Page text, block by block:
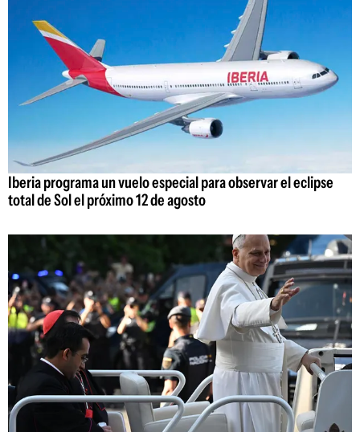
Iberia programa un vuelo especial para observar el eclipse
total de Sol el próximo 12 de agosto